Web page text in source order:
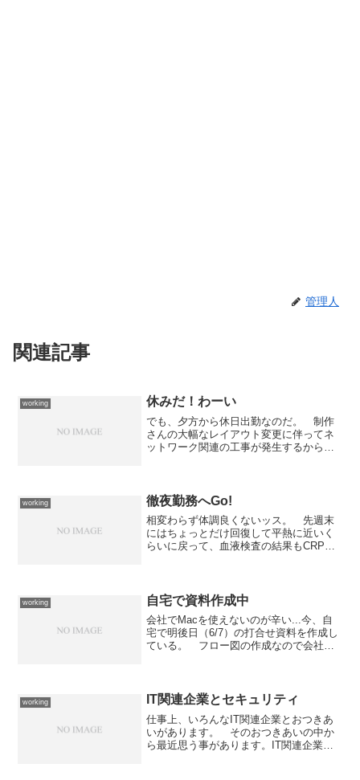
管理人
関連記事
working 休みだ！わーい
でも、夕方から休日出勤なのだ。 制作
さんの大幅なレイアウト変更に伴ってネ
ットワーク関連の工事が発生するからな
は各部がバラバラ好き...
working 徹夜勤務へGo!
相変わらず体調良くないッス。 先週末
にはちょっとだけ回復して平熱に近いく
らいに戻って、血液検査の結果もCRPが
前...
working 自宅で資料作成中
会社でMacを使えないのが辛い...今、自
宅で明後日（6/7）の打合せ資料を作成し
ている。 フロー図の作成なので会社の
working IT関連企業とセキュリティ
仕事上、いろんなIT関連企業とおつきあ
いがあります。 そのおつきあいの中か
ら最近思う事があります。IT関連企業っ